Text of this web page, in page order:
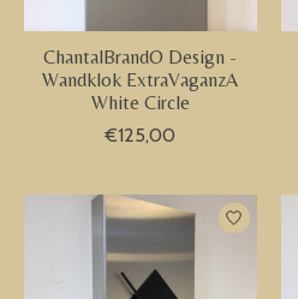
ChantalBrandO Design -
Wandklok ExtraVaganzA
White Circle
€125,00